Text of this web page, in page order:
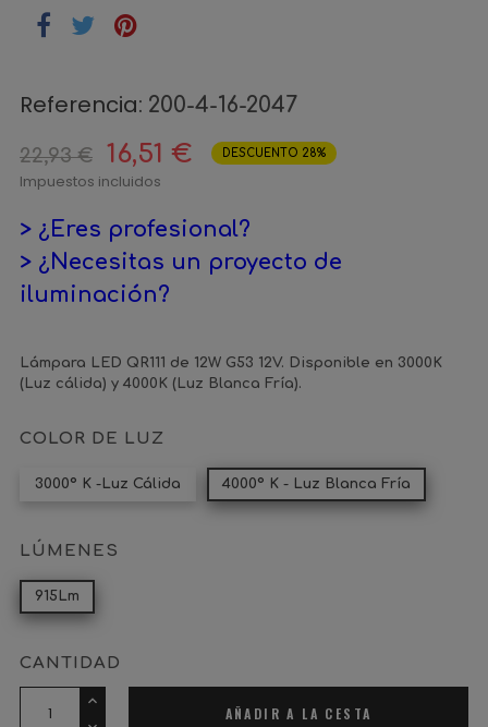
Referencia: 200-4-16-2047
22,93 € 16,51 € DESCUENTO 28%
Impuestos incluidos
> ¿Eres profesional?
> ¿Necesitas un proyecto de
iluminación?
Lámpara LED QR111 de 12W G53 12V. Disponible en 3000K
(Luz cálida) y 4000K (Luz Blanca Fría).
COLOR DE LUZ
3000º K -Luz Cálida 4000º K - Luz Blanca Fría
LÚMENES
915Lm
CANTIDAD
AÑADIR A LA CESTA